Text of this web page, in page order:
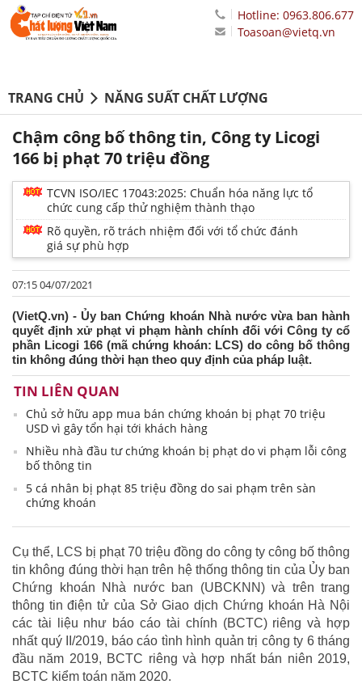
Hotline: 0963.806.677
Toasoan@vietq.vn
TRANG CHỦ NĂNG SUẤT CHẤT LƯỢNG
Chậm công bố thông tin, Công ty Licogi
166 bị phạt 70 triệu đồng
TCVN ISO/IEC 17043:2025: Chuẩn hóa năng lực tổ
chức cung cấp thử nghiệm thành thạo
Rõ quyền, rõ trách nhiệm đối với tổ chức đánh
giá sự phù hợp
07:15 04/07/2021
(VietQ.vn) - Ủy ban Chứng khoán Nhà nước vừa ban hành
quyết định xử phạt vi phạm hành chính đối với Công ty cổ
phần Licogi 166 (mã chứng khoán: LCS) do công bố thông
tin không đúng thời hạn theo quy định của pháp luật.
TIN LIÊN QUAN
Chủ sở hữu app mua bán chứng khoán bị phạt 70 triệu
USD vì gây tổn hại tới khách hàng
Nhiều nhà đầu tư chứng khoán bị phạt do vi phạm lỗi công
bố thông tin
5 cá nhân bị phạt 85 triệu đồng do sai phạm trên sàn
chứng khoán
Cụ thể, LCS bị phạt 70 triệu đồng do công ty công bố thông
tin không đúng thời hạn trên hệ thống thông tin của Ủy ban
Chứng khoán Nhà nước ban (UBCKNN) và trên trang
thông tin điện tử của Sở Giao dịch Chứng khoán Hà Nội
các tài liệu như báo cáo tài chính (BCTC) riêng và hợp
nhất quý II/2019, báo cáo tình hình quản trị công ty 6 tháng
đầu năm 2019, BCTC riêng và hợp nhất bán niên 2019,
BCTC kiểm toán năm 2020.